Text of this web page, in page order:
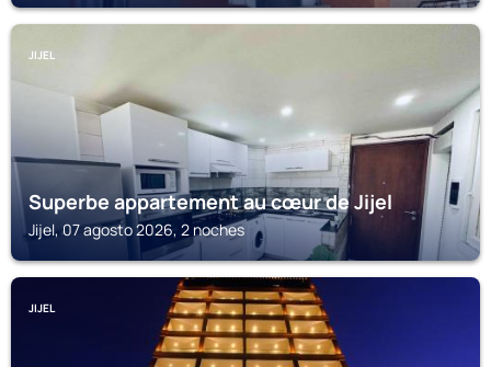
JIJEL
Superbe appartement au cœur de Jijel
Jijel, 07 agosto 2026, 2 noches
JIJEL